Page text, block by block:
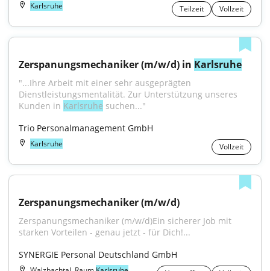
Karlsruhe Teilzeit Vollzeit
Zerspanungsmechaniker (m/w/d) in Karlsruhe
"...Ihre Arbeit mit einer sehr ausgeprägten
Dienstleistungsmentalität. Zur Unterstützung unseres
Kunden in Karlsruhe suchen..."
Trio Personalmanagement GmbH
Karlsruhe Vollzeit
Zerspanungsmechaniker (m/w/d)
Zerspanungsmechaniker (m/w/d)Ein sicherer Job mit
starken Vorteilen - genau jetzt - für Dich!...
SYNERGIE Personal Deutschland GmbH